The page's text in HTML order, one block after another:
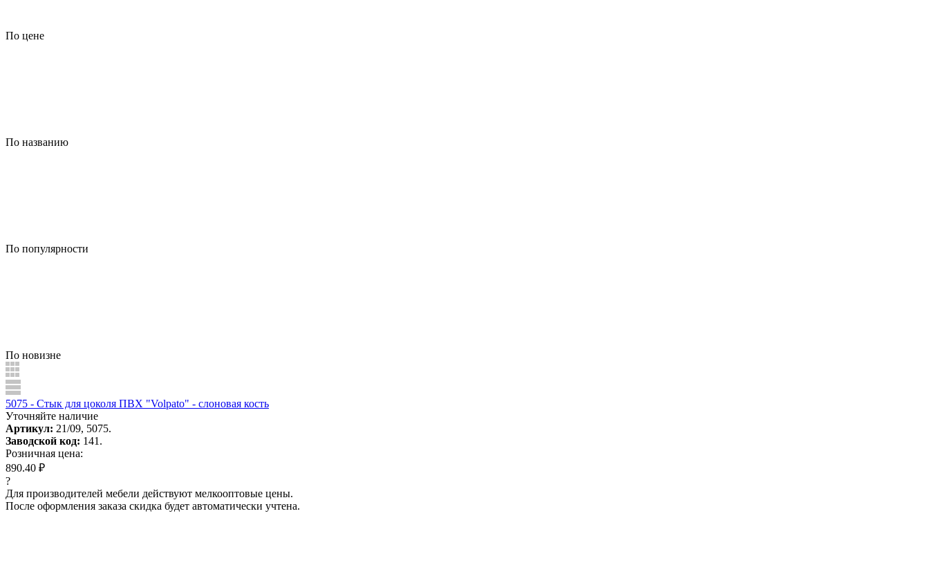
По цене
По названию
По популярности
По новизне
5075 - Стык для цоколя ПВХ "Volpato" - слоновая кость
Уточняйте наличие
Артикул: 21/09, 5075.
Заводской код: 141.
Розничная цена:
890.40 ₽
?
Для производителей мебели действуют мелкооптовые цены.
После оформления заказа скидка будет автоматически учтена.